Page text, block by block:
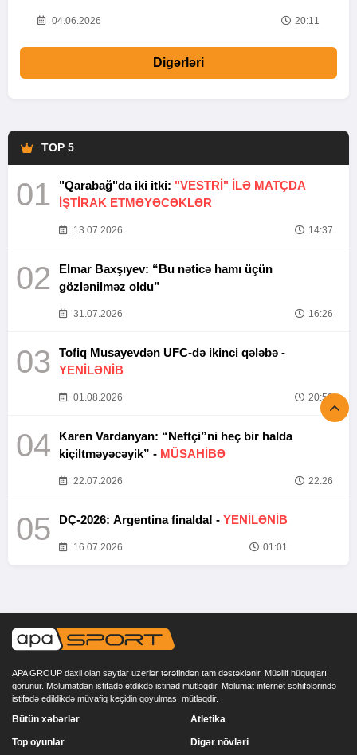
04.06.2026 20:11
Digərləri
TOP 5
01 "Qarabağ"da iki itki: "VESTRİ" İLƏ MATÇDA
İŞTİRAK ETMƏYƏCƏKLƏR
13.07.2026 14:37
02
Elmar Baxşıyev: “Bu nəticə hamı üçün
gözlənilməz oldu”
31.07.2026 16:26
03
Tofiq Musayevdən UFC-də ikinci qələbə -
YENİLƏNİB
01.08.2026 20:52
04
Karen Vardanyan: “Neftçi”ni heç bir halda
kiçiltməyəcəyik” - MÜSAHİBƏ
22.07.2026 22:26
05 DÇ-2026: Argentina finalda! - YENİLƏNİB
16.07.2026 01:01
APA GROUP daxil olan saytlar uzerlər tərəfindən tam dəstəklənir. Müəllif hüquqları
qorunur. Məlumatdan istifadə etdikdə istinad mütləqdir. Məlumat internet səhifələrində
istifadə edildikdə müvafiq keçidin qoyulması mütləqdir.
Bütün xəbərlər
Top oyunlar
Atletika
Digər növləri